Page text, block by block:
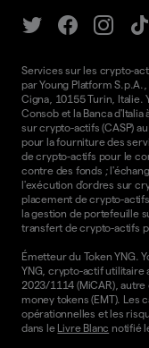
Services sur les crypto-
par Young Platform
Cigna, 10155 Turin, Italie.
Consob et la Banca
sur crypto-actifs (CASP)
pour la fourniture des
de crypto-actifs pour le
contre des fonds ;
l'exécution d'ordres sur
placement de crypto-
la gestion de portefeuille
transfert de crypto-actifs
Émetteur du Token YNG.
YNG, crypto-actif utilitaire
2023/1114 (MiCAR),
money tokens (EMT). Les
opérationnelles et les
dans le
Livre Blanc notifié